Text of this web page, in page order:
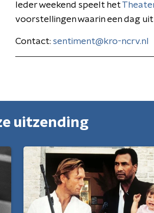
Ieder weekend speelt het
voorstellingen waarin een dag
Contact: sentiment@kro-ncrv.nl
uitzending